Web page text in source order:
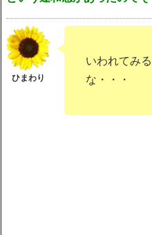
いわれてみ
な・・・